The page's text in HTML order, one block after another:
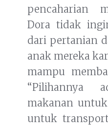
pencaharian
Dora tidak
dari pertanian
anak mereka
mampu
“Pilihannya
makanan
untuk